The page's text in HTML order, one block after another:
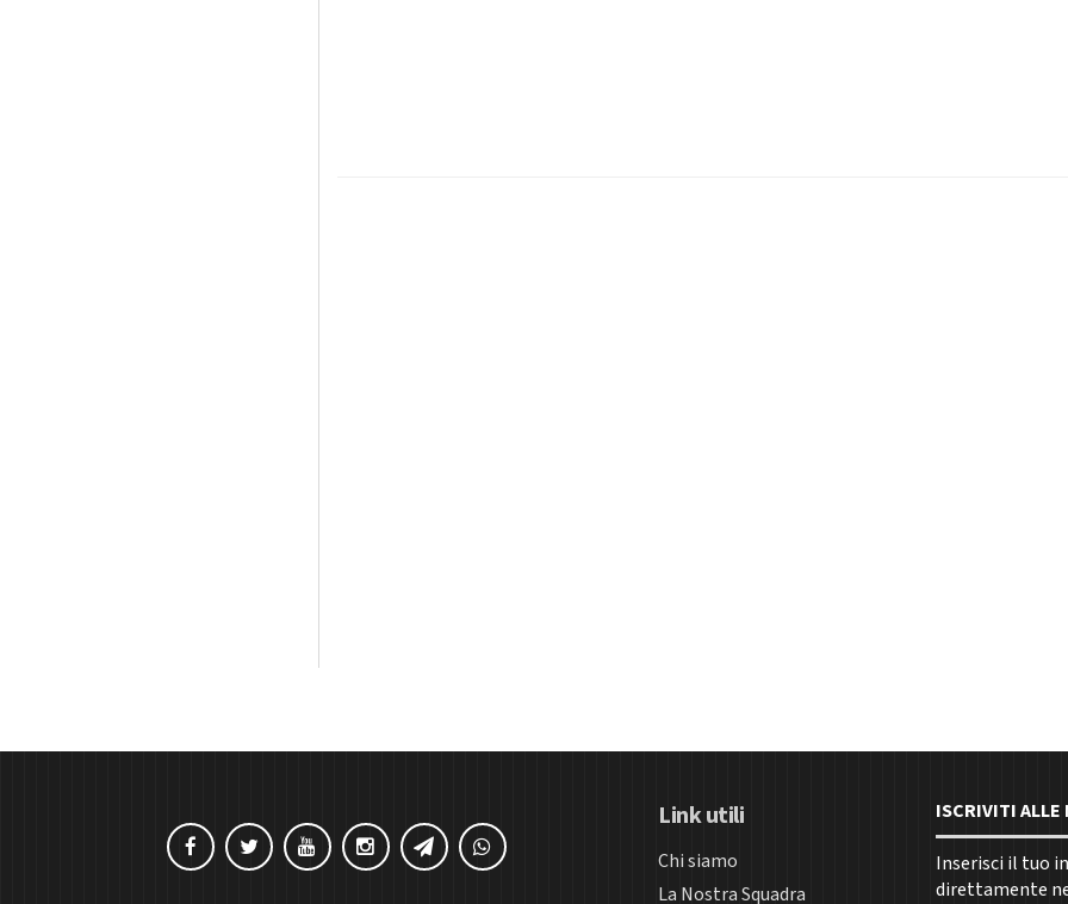
Link utili
Chi siamo
La Nostra Squadra
ISCRIVITI ALLE
Inserisci il tuo
direttamente